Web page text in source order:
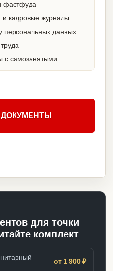
фастфуда
и кадровые журналы
персональных данных
с самозанятыми
для точки
комплект
от 1 900 ₽